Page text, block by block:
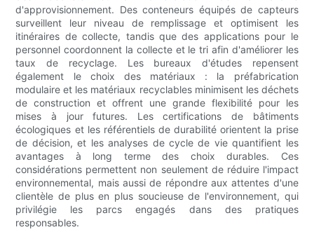
d'approvisionnement. Des conteneurs équipés de capteurs
surveillent leur niveau de remplissage et optimisent les
itinéraires de collecte, tandis que des applications pour le
personnel coordonnent la collecte et le tri afin d'améliorer les
taux de recyclage. Les bureaux d'études repensent
également le choix des matériaux : la préfabrication
modulaire et les matériaux recyclables minimisent les déchets
de construction et offrent une grande flexibilité pour les
mises à jour futures. Les certifications de bâtiments
écologiques et les référentiels de durabilité orientent la prise
de décision, et les analyses de cycle de vie quantifient les
avantages à long terme des choix durables. Ces
considérations permettent non seulement de réduire l'impact
environnemental, mais aussi de répondre aux attentes d'une
clientèle de plus en plus soucieuse de l'environnement, qui
privilégie les parcs engagés dans des pratiques
responsables.